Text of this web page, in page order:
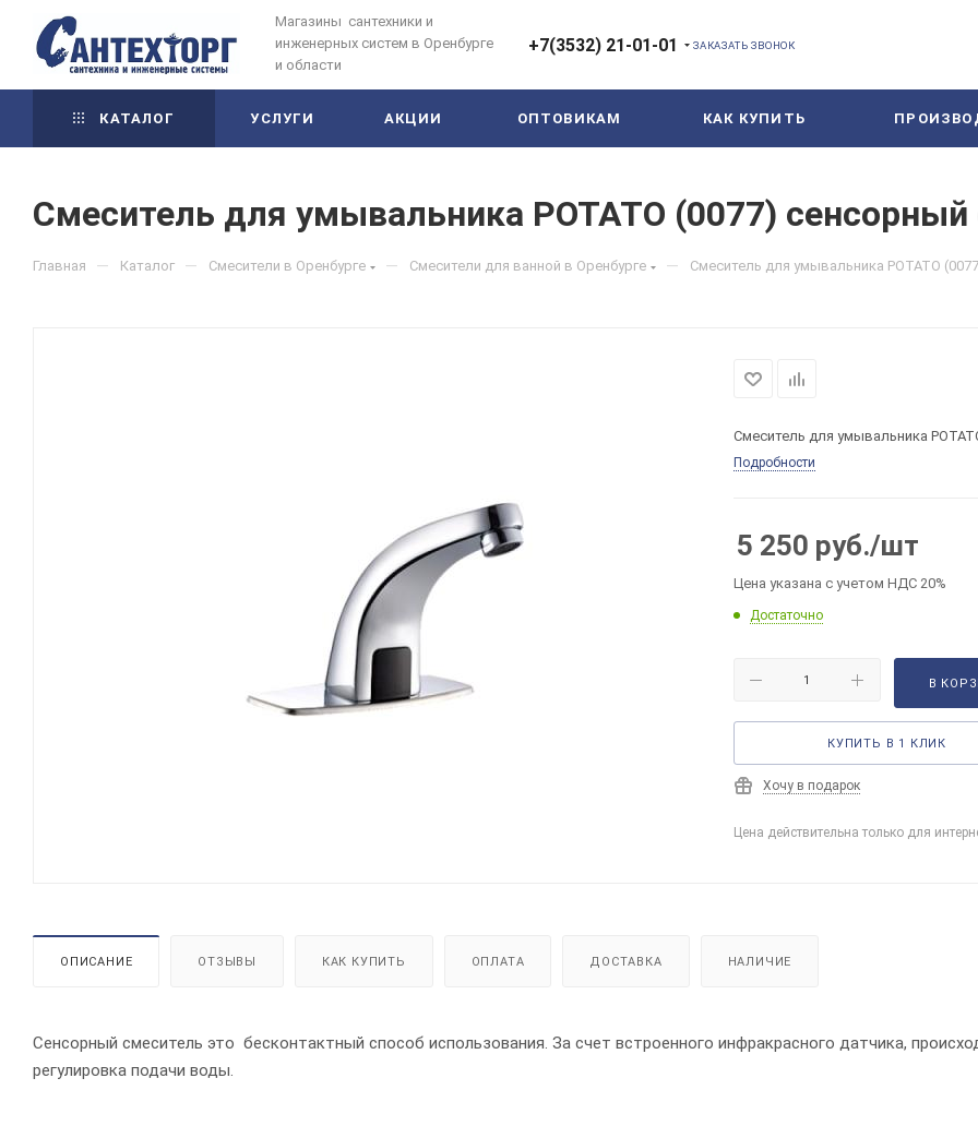
Магазины сантехники и
инженерных систем в Оренбурге
и области
+7(3532) 21-01-01 ЗАКАЗАТЬ ЗВОНОК
КАТАЛОГ УСЛУГИ АКЦИИ ОПТОВИКАМ КАК КУПИТЬ
Смеситель для умывальника POTATO (0077)
Главная — Каталог — Смесители в Оренбурге — Смесители для ванной в Оренбурге — Смеситель для умывальника POTATO
Смеситель для умывальника
Подробности
5 250 руб./шт
Цена указана с учетом НДС 20%
Достаточно
В
КУПИТЬ В 1 КЛИК
Хочу в подарок
Цена действительна только для
ОПИСАНИЕ ОТЗЫВЫ КАК КУПИТЬ ОПЛАТА ДОСТАВКА НАЛИЧИЕ
Сенсорный смеситель это бесконтактный способ использования. За счет встроенного инфракрасного датчика,
регулировка подачи воды.